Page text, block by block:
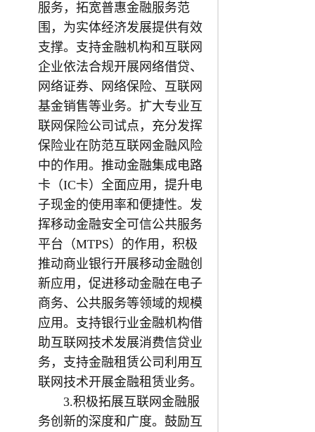
服务，拓宽普惠金融服务范
围，为实体经济发展提供有效
支撑。支持金融机构和互联网
企业依法合规开展网络借贷、
网络证券、网络保险、互联网
基金销售等业务。扩大专业互
联网保险公司试点，充分发挥
保险业在防范互联网金融风险
中的作用。推动金融集成电路
卡（IC卡）全面应用，提升电
子现金的使用率和便捷性。发
挥移动金融安全可信公共服务
平台（MTPS）的作用，积极
推动商业银行开展移动金融创
新应用，促进移动金融在电子
商务、公共服务等领域的规模
应用。支持银行业金融机构借
助互联网技术发展消费信贷业
务，支持金融租赁公司利用互
联网技术开展金融租赁业务。
3.积极拓展互联网金融服
务创新的深度和广度。鼓励互